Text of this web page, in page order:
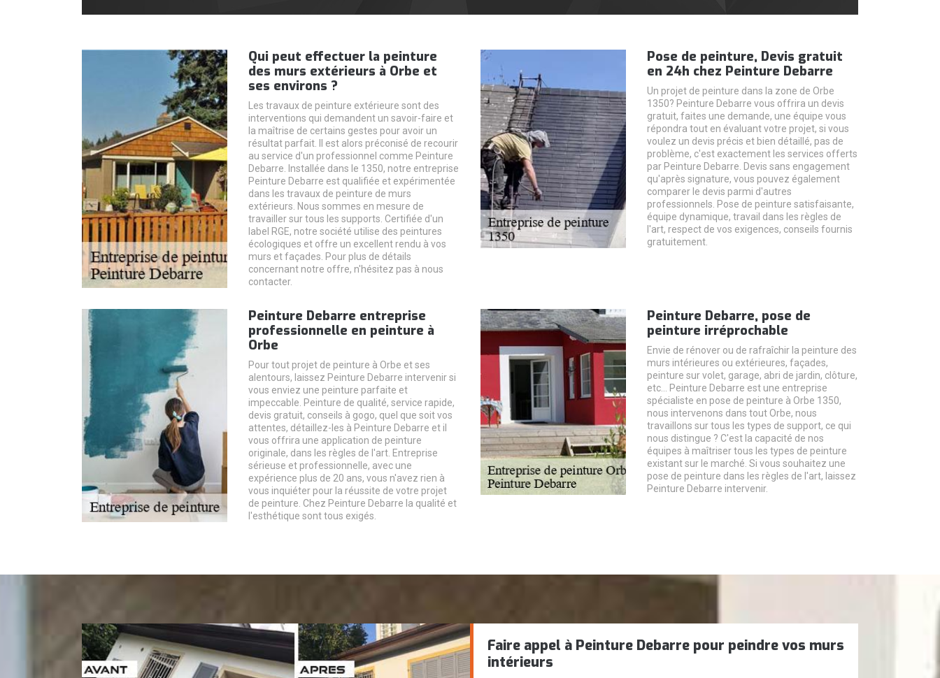
Qui peut effectuer la peinture
des murs extérieurs à Orbe et
ses environs ?
Les travaux de peinture extérieure sont des
interventions qui demandent un savoir-faire et
la maîtrise de certains gestes pour avoir un
résultat parfait. Il est alors préconisé de recourir
au service d'un professionnel comme Peinture
Debarre. Installée dans le 1350, notre entreprise
Peinture Debarre est qualifiée et expérimentée
dans les travaux de peinture de murs
extérieurs. Nous sommes en mesure de
travailler sur tous les supports. Certifiée d'un
label RGE, notre société utilise des peintures
écologiques et offre un excellent rendu à vos
murs et façades. Pour plus de détails
concernant notre offre, n'hésitez pas à nous
contacter.
Pose de peinture, Devis gratuit
en 24h chez Peinture Debarre
Un projet de peinture dans la zone de Orbe
1350? Peinture Debarre vous offrira un devis
gratuit, faites une demande, une équipe vous
répondra tout en évaluant votre projet, si vous
voulez un devis précis et bien détaillé, pas de
problème, c'est exactement les services offerts
par Peinture Debarre. Devis sans engagement
qu'après signature, vous pouvez également
comparer le devis parmi d'autres
professionnels. Pose de peinture satisfaisante,
équipe dynamique, travail dans les règles de
l'art, respect de vos exigences, conseils fournis
gratuitement.
Peinture Debarre entreprise
professionnelle en peinture à
Orbe
Pour tout projet de peinture à Orbe et ses
alentours, laissez Peinture Debarre intervenir si
vous enviez une peinture parfaite et
impeccable. Peinture de qualité, service rapide,
devis gratuit, conseils à gogo, quel que soit vos
attentes, détaillez-les à Peinture Debarre et il
vous offrira une application de peinture
originale, dans les règles de l'art. Entreprise
sérieuse et professionnelle, avec une
expérience plus de 20 ans, vous n'avez rien à
vous inquiéter pour la réussite de votre projet
de peinture. Chez Peinture Debarre la qualité et
l'esthétique sont tous exigés.
Peinture Debarre, pose de
peinture irréprochable
Envie de rénover ou de rafraîchir la peinture des
murs intérieures ou extérieures, façades,
peinture sur volet, garage, abri de jardin, clôture,
etc... Peinture Debarre est une entreprise
spécialiste en pose de peinture à Orbe 1350,
nous intervenons dans tout Orbe, nous
travaillons sur tous les types de support, ce qui
nous distingue ? C'est la capacité de nos
équipes à maîtriser tous les types de peinture
existant sur le marché. Si vous souhaitez une
pose de peinture dans les règles de l'art, laissez
Peinture Debarre intervenir.
Faire appel à Peinture Debarre pour peindre vos murs
intérieurs